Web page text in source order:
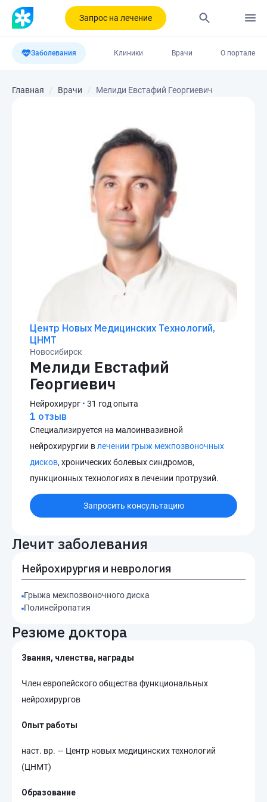
Запрос на лечение
Заболевания Клиники Врачи О портале
Главная Врачи Мелиди Евстафий Георгиевич
Центр Новых Медицинских Технологий,
ЦНМТ
Новосибирск
Мелиди Евстафий
Георгиевич
Нейрохирург • 31 год опыта
1 отзыв
Специализируется на малоинвазивной
нейрохирургии влечении грыж межпозвоночных
дисков, хронических болевых синдромов,
пункционных технологиях в лечении протрузий.
Запросить консультацию
Лечит заболевания
Нейрохирургия и неврология
Грыжа межпозвоночного диска
Полинейропатия
Резюме доктора
Звания, членства, награды
Член европейского общества функциональных
нейрохирургов
Опыт работы
наст. вр. — Центр новых медицинских технологий
(ЦНМТ)
Образование